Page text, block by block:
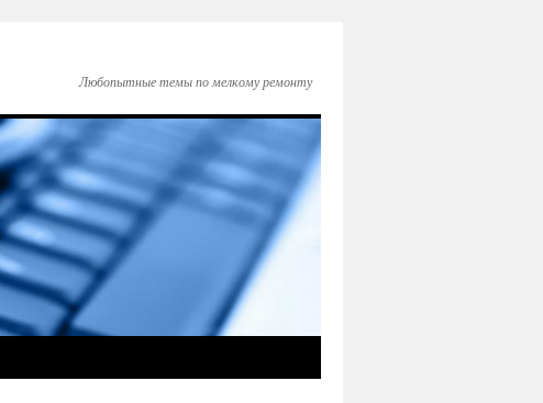
Любопытные темы по мелкому ремонту